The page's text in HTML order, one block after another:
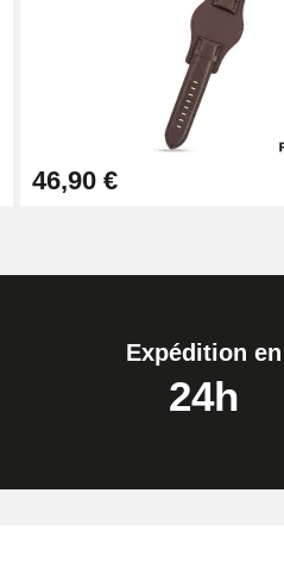
- Diamètre 1,50 mm - 8 à 25
Facile
46,90 €
Expédition en
24h